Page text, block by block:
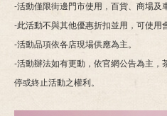
-活動僅限街邊門市使用，百貨、商場及
-此活動不與其他優惠折扣並用，可使用
-活動品項依各店現場供應為主。
-活動辦法如有更動，依官網公告為主，
停或終止活動之權利。